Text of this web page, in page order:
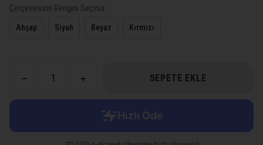
Çerçevenizin Rengini Seçiniz.
Ahşap Siyah Beyaz Kırmızı
SEPETE EKLE